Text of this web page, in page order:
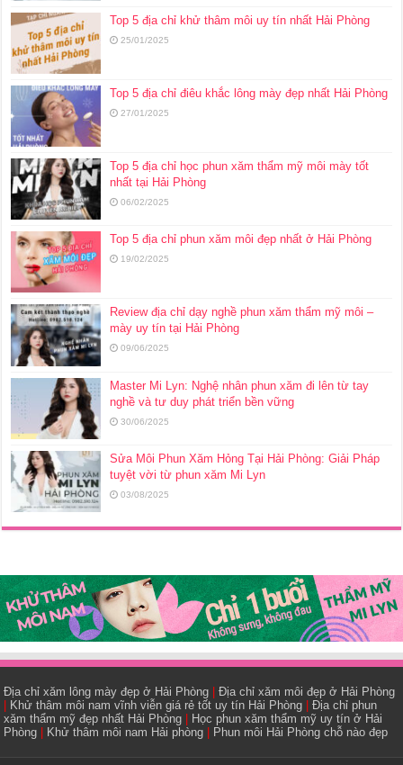
Top 5 địa chỉ khử thâm môi uy tín nhất Hải Phòng
25/01/2025
Top 5 địa chỉ điêu khắc lông mày đẹp nhất Hải Phòng
27/01/2025
Top 5 địa chỉ học phun xăm thẩm mỹ môi mày tốt
nhất tại Hải Phòng
06/02/2025
Top 5 địa chỉ phun xăm môi đẹp nhất ở Hải Phòng
19/02/2025
Review địa chỉ dạy nghề phun xăm thẩm mỹ môi –
mày uy tín tại Hải Phòng
09/06/2025
Master Mi Lyn: Nghệ nhân phun xăm đi lên từ tay
nghề và tư duy phát triển bền vững
30/06/2025
Sửa Môi Phun Xăm Hỏng Tại Hải Phòng: Giải Pháp
tuyệt vời từ phun xăm Mi Lyn
03/08/2025
Địa chỉ xăm lông mày đẹp ở Hải Phòng |Địa chỉ xăm môi đẹp ở Hải Phòng
Khử thâm môi nam vĩnh viễn giá rẻ tốt uy tín Hải Phòng |Địa chỉ phun
xăm thẩm mỹ đẹp nhất Hải Phòng
Học phun xăm thẩm mỹ uy tín ở Hải
Phòng
Khử thâm môi nam Hải phòng Phun môi Hải Phòng chỗ nào đẹp